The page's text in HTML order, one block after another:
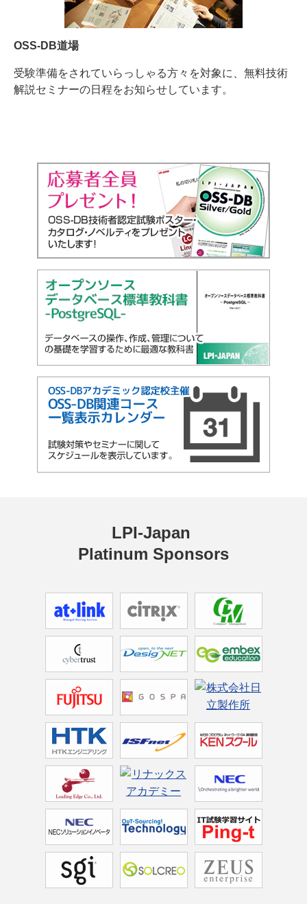
OSS-DB道場
受験準備をされていらっしゃる方々を対象に、無料技術
解説セミナーの日程をお知らせしています。
LPI-Japan
Platinum Sponsors